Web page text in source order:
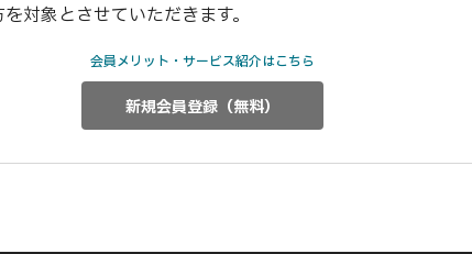
対象とさせていただきます。
会員メリット・サービス紹介はこちら